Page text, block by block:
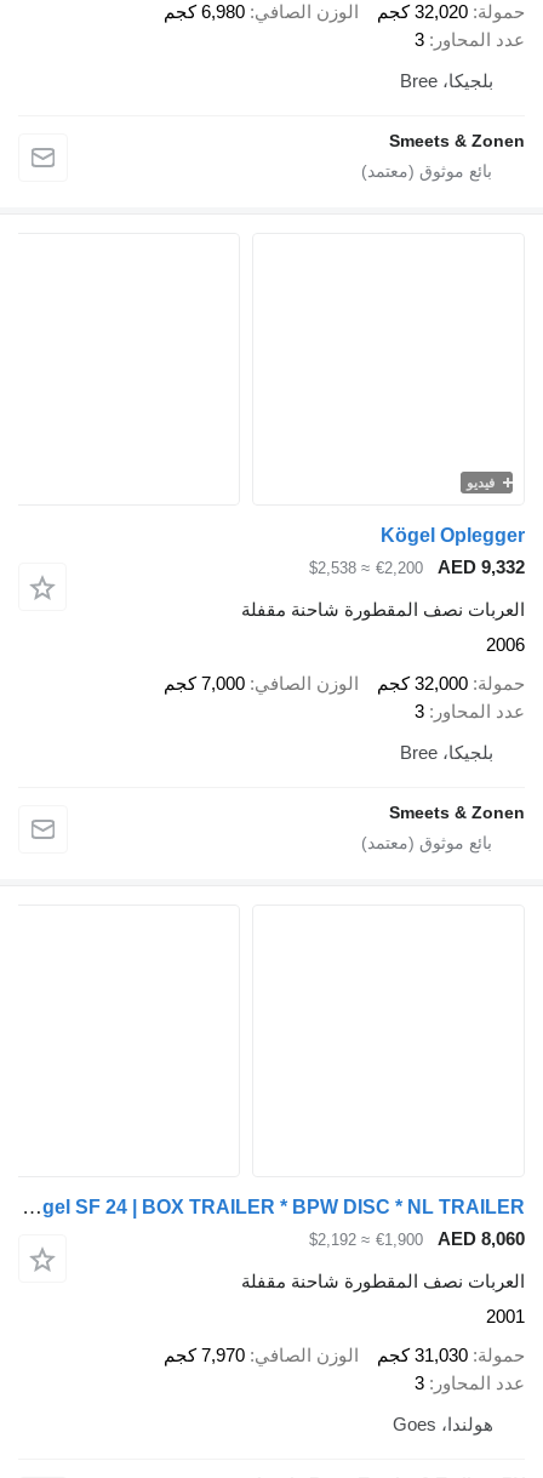
حمولة 32,020 كجم الوزن الصافي 6,980 كجم
عدد المحاور
3
بلجيكا، Bree
Smeets & Zonen
فيديو
Kögel Oplegger
AED 9,332
€2,200
≈ $2,538
العربات نصف المقطورة شاحنة مقفلة
2006
حمولة 32,000 كجم الوزن الصافي 7,000 كجم
عدد المحاور
3
بلجيكا، Bree
Smeets & Zonen
Kögel SF 24 | BOX TRAILER * BPW DISC * NL TRAILER
AED 8,060
€1,900
≈ $2,192
العربات نصف المقطورة شاحنة مقفلة
2001
حمولة 31,030 كجم الوزن الصافي 7,970 كجم
عدد المحاور
3
هولندا، Goes